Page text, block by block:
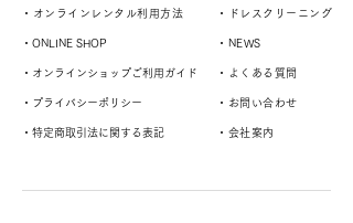
・オンラインレンタル利用方法
・ONLINE SHOP
・オンラインショップご利用ガイド
・プライバシーポリシー
・特定商取引法に関する表記
・ドレスクリーニング
・NEWS
・よくある質問
・お問い合わせ
・会社案内